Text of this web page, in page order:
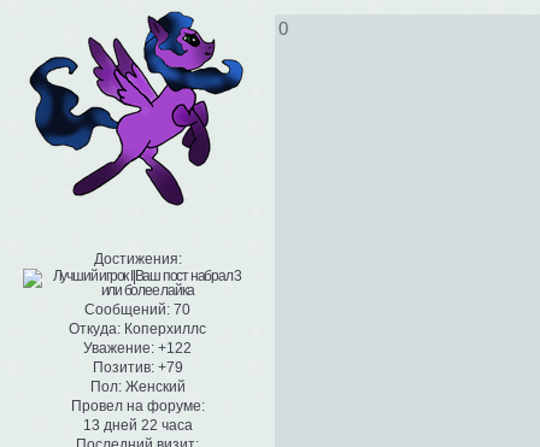
Достижения:
Сообщений: 70
Откуда: Коперхиллс
Уважение: +122
Позитив: +79
Пол:Женский
Провел на форуме:
13 дней 22 часа
0